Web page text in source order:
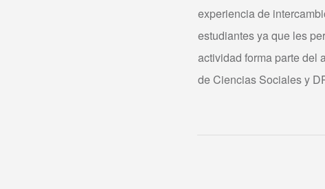
experiencia de
estudiantes ya que les
actividad forma parte del
de Ciencias Sociales y